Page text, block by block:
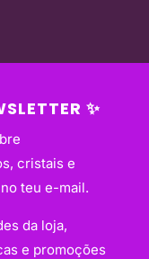
✨
cristais e
teu e-mail.
da loja,
e promoções